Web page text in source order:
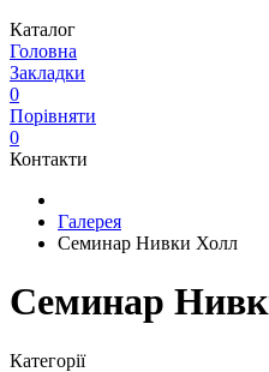
Каталог
Головна
Закладки
0
Порівняти
0
Контакти
Галерея
Семинар Нивки Холл
Семинар
Категорії